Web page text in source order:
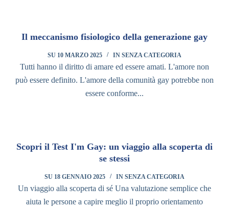
Il meccanismo fisiologico della generazione gay
SU 10 MARZO 2025 IN SENZA CATEGORIA
Tutti hanno il diritto di amare ed essere amati. L'amore non
può essere definito. L'amore della comunità gay potrebbe non
essere conforme...
Scopri il Test I'm Gay: un viaggio alla scoperta di
se stessi
SU 18 GENNAIO 2025 IN SENZA CATEGORIA
Un viaggio alla scoperta di sé Una valutazione semplice che
aiuta le persone a capire meglio il proprio orientamento